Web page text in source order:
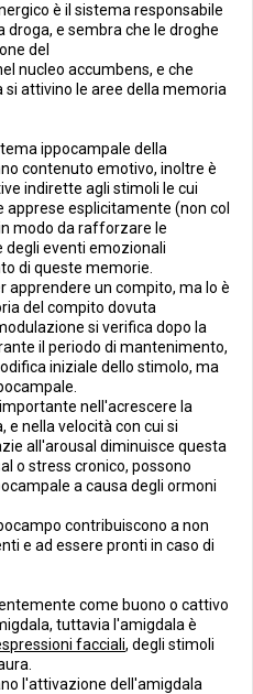
è il sistema responsabile
e sembra che le droghe
del
nucleo accumbens, e che
attivino le aree della memoria
ippocampale della
contenuto emotivo, inoltre è
indirette agli stimoli le cui
esplicitamente (non col
modo da rafforzare le
eventi emozionali
di queste memorie.
apprendere un compito, ma lo è
del compito dovuta
si verifica dopo la
il periodo di mantenimento,
iniziale dello stimolo, ma
nell'acrescere la
nella velocità con cui si
all'arousal diminuisce questa
o stress cronico, possono
a causa degli ormoni
contribuiscono a non
e ad essere pronti in caso di
come buono o cattivo
tuttavia l'amigdala è
facciali, degli stimoli
l'attivazione dell'amigdala